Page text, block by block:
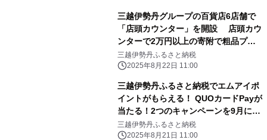
三越伊勢丹グループの百貨店6店舗で
「店頭カウンター」を開設 店頭カウ
ンターで2万円以上の寄附で粗品プレ
ゼント！
三越伊勢丹ふるさと納税
2025年8月22日 11:00
三越伊勢丹ふるさと納税でエムアイポ
イントがもらえる！ QUOカードPayが
当たる！2つのキャンペーンを9月に開
催
三越伊勢丹ふるさと納税
2025年8月21日 11:00